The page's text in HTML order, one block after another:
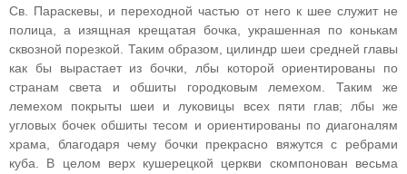
Св. Параскевы, и переходной частью от него к шее служит не
полица, а изящная крещатая бочка, украшенная по конькам
сквозной порезкой. Таким образом, цилиндр шеи средней главы
как бы вырастает из бочки, лбы которой ориентированы по
странам света и обшиты городковым лемехом. Таким же
лемехом покрыты шеи и луковицы всех пяти глав; лбы же
угловых бочек обшиты тесом и ориентированы по диагоналям
храма, благодаря чему бочки прекрасно вяжутся с ребрами
куба. В целом верх кушерецкой церкви скомпонован весьма